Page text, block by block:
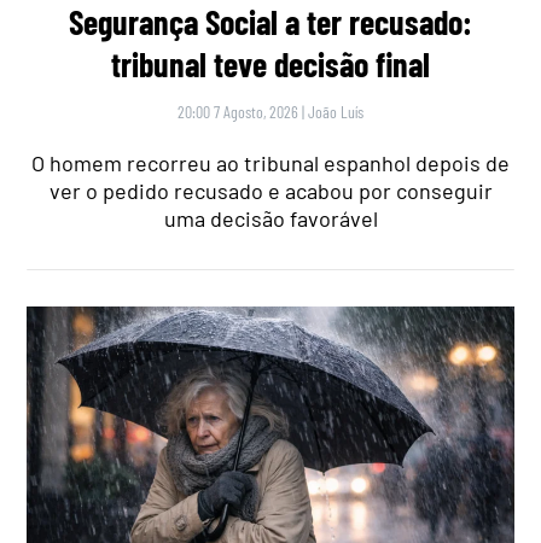
Segurança Social a ter recusado:
tribunal teve decisão final
20:00 7 Agosto, 2026 |João Luís
O homem recorreu ao tribunal espanhol depois de
ver o pedido recusado e acabou por conseguir
uma decisão favorável